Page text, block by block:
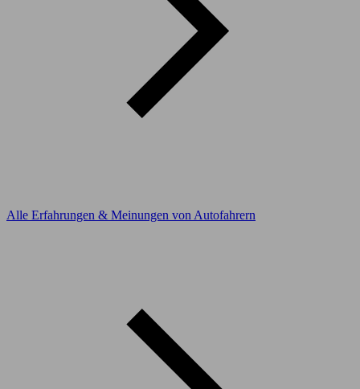
Alle Erfahrungen & Meinungen von Autofahrern